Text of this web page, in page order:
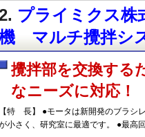
プライミクス株
マルチ攪拌シ
攪拌部を交換する
なニーズに対応！
【特 長】 ●モータは新開発のブラシ
小さく、研究室に最適です。 ●最高